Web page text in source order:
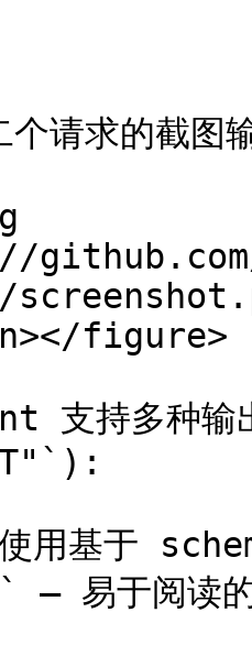
个请求的截图
figure>
支持多种
基于
易于阅读